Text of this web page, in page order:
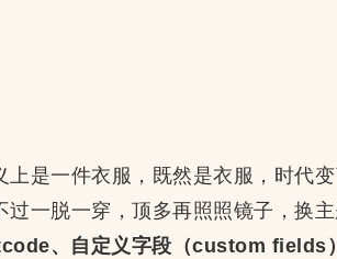
是一件衣服，既然是衣服，时代
一脱一穿，顶多再照照镜子，换主
、自定义字段（custom fields